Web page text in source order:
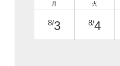
月
8/3
火
8/4